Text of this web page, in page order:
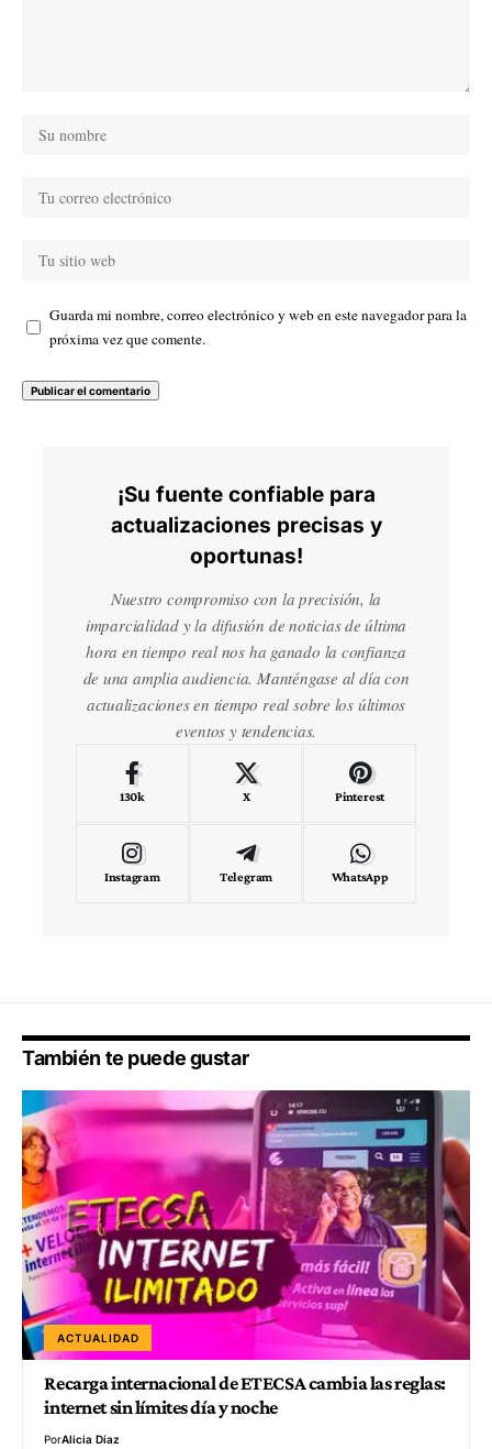
Guarda mi nombre, correo electrónico y web en este navegador para la
próxima vez que comente.
¡Su fuente confiable para
actualizaciones precisas y
oportunas!
Nuestro compromiso con la precisión, la
imparcialidad y la difusión de noticias de última
hora en tiempo real nos ha ganado la confianza
de una amplia audiencia. Manténgase al día con
actualizaciones en tiempo real sobre los últimos
eventos y tendencias.
130k X Pinterest
Instagram Telegram WhatsApp
También te puede gustar
ACTUALIDAD
Recarga internacional de ETECSA cambia las reglas:
internet sin límites día y noche
PorAlicia Díaz